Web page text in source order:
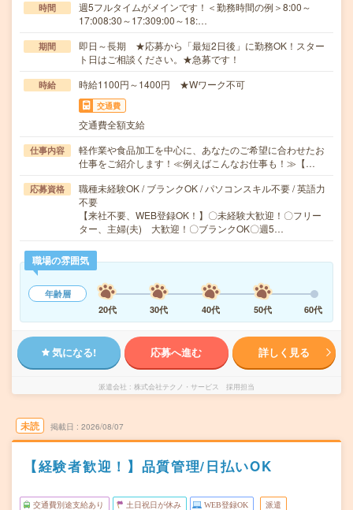
時間
週5フルタイムがメインです！＜勤務時間の例＞8:00～
17:008:30～17:309:00～18:…
期間
即日～長期 ★応募から「最短2日後」に勤務OK！スター
ト日はご相談ください。★急募です！
時給 時給1100円～1400円 ★Wワーク不可
交通費
交通費全額支給
仕事内容
軽作業や食品加工を中心に、あなたのご希望に合わせたお
仕事をご紹介します！≪例えばこんなお仕事も！≫【…
応募資格
職種未経験OK / ブランクOK / パソコンスキル不要 / 英語力
不要
【来社不要、WEB登録OK！】〇未経験大歓迎！〇フリー
ター、主婦(夫) 大歓迎！〇ブランクOK〇週5…
職場の雰囲気
年齢層
20代
30代 40代 50代 60代
気になる! 応募へ進む 詳しく見る
派遣会社 株式会社テクノ・サービス 採用担当
未読 掲載日 2026/08/07
【経験者歓迎！】品質管理/日払いOK
交通費別途支給あり 土日祝日が休み WEB登録OK 派遣